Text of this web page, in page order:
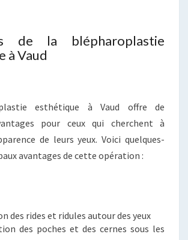
de la blépharoplastie
à Vaud
esthétique à Vaud offre de
pour ceux qui cherchent à
de leurs yeux. Voici quelques-
avantages de cette opération :
des rides et ridules autour des yeux
des poches et des cernes sous les